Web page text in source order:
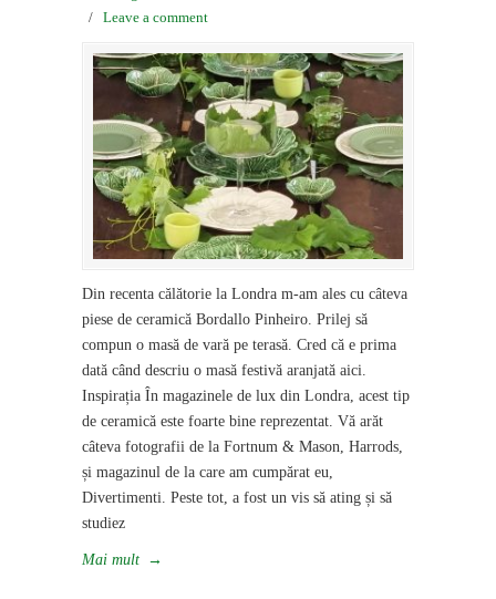
/ Leave a comment
Din recenta călătorie la Londra m-am ales cu câteva
piese de ceramică Bordallo Pinheiro. Prilej să
compun o masă de vară pe terasă. Cred că e prima
dată când descriu o masă festivă aranjată aici.
Inspirația În magazinele de lux din Londra, acest tip
de ceramică este foarte bine reprezentat. Vă arăt
câteva fotografii de la Fortnum & Mason, Harrods,
și magazinul de la care am cumpărat eu,
Divertimenti. Peste tot, a fost un vis să ating și să
studiez
Mai mult →